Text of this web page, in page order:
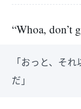
“Whoa, don’t
「おっと、そ
だ」